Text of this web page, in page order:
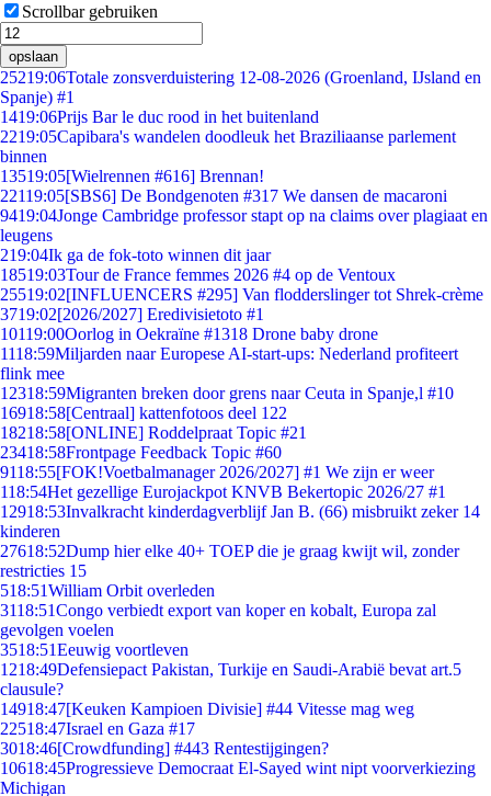
Scrollbar gebruiken
opslaan
25219:06Totale zonsverduistering 12-08-2026 (Groenland, IJsland en
Spanje) #1
1419:06Prijs Bar le duc rood in het buitenland
2219:05Capibara's wandelen doodleuk het Braziliaanse parlement
binnen
13519:05[Wielrennen #616] Brennan!
22119:05[SBS6] De Bondgenoten #317 We dansen de macaroni
9419:04Jonge Cambridge professor stapt op na claims over plagiaat en
leugens
219:04Ik ga de fok-toto winnen dit jaar
18519:03Tour de France femmes 2026 #4 op de Ventoux
25519:02[INFLUENCERS #295] Van flodderslinger tot Shrek-crème
3719:02[2026/2027] Eredivisietoto #1
10119:00Oorlog in Oekraïne #1318 Drone baby drone
1118:59Miljarden naar Europese AI-start-ups: Nederland profiteert
flink mee
12318:59Migranten breken door grens naar Ceuta in Spanje,l #10
16918:58[Centraal] kattenfotoos deel 122
18218:58[ONLINE] Roddelpraat Topic #21
23418:58Frontpage Feedback Topic #60
9118:55[FOK!Voetbalmanager 2026/2027] #1 We zijn er weer
118:54Het gezellige Eurojackpot KNVB Bekertopic 2026/27 #1
12918:53Invalkracht kinderdagverblijf Jan B. (66) misbruikt zeker 14
kinderen
27618:52Dump hier elke 40+ TOEP die je graag kwijt wil, zonder
restricties 15
518:51William Orbit overleden
3118:51Congo verbiedt export van koper en kobalt, Europa zal
gevolgen voelen
3518:51Eeuwig voortleven
1218:49Defensiepact Pakistan, Turkije en Saudi-Arabië bevat art.5
clausule?
14918:47[Keuken Kampioen Divisie] #44 Vitesse mag weg
22518:47Israel en Gaza #17
3018:46[Crowdfunding] #443 Rentestijgingen?
10618:45Progressieve Democraat El-Sayed wint nipt voorverkiezing
Michigan